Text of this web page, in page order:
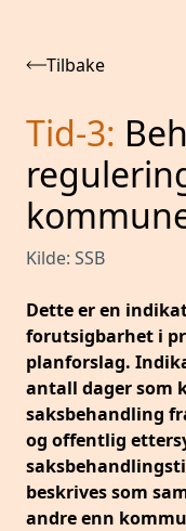
Tilbake
Tid-3:
Kilde: SSB
Dette er en
forutsigbarhet i
planforslag.
antall dager som
saksbehandling
og offentlig
beskrives som
andre enn